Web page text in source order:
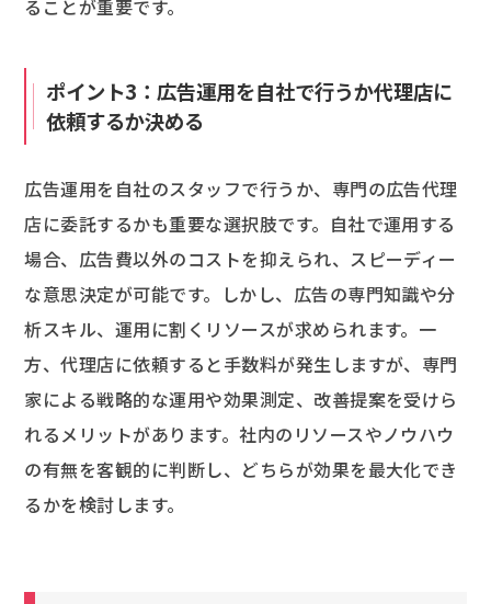
ることが重要です。
ポイント3：広告運用を自社で行うか代理店に
依頼するか決める
広告運用を自社のスタッフで行うか、専門の広告代理
店に委託するかも重要な選択肢です。自社で運用する
場合、広告費以外のコストを抑えられ、スピーディー
な意思決定が可能です。しかし、広告の専門知識や分
析スキル、運用に割くリソースが求められます。一
方、代理店に依頼すると手数料が発生しますが、専門
家による戦略的な運用や効果測定、改善提案を受けら
れるメリットがあります。社内のリソースやノウハウ
の有無を客観的に判断し、どちらが効果を最大化でき
るかを検討します。